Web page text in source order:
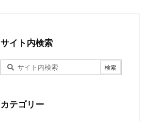
サイト内検索
カテゴリー